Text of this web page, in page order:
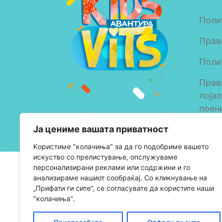
Ја цениме вашата приватност
Kористиме "колачиња" за да го подобриме вашето
искуство со прелистување, опслужуваме
персонализирани реклами или содржини и го
анализираме нашиот сообраќај. Со кликнување на
„Прифати ги сите“, се согласувате да користите наши
"колачиња".
Copyright © 2023 Alkaloid
AD Skopje